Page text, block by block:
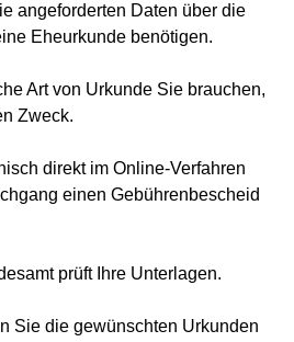
angeforderten Daten über die
Eheurkunde benötigen.
Art von Urkunde Sie brauchen,
Zweck.
direkt im Online-Verfahren
einen Gebührenbescheid
prüft Ihre Unterlagen.
Sie die gewünschten Urkunden